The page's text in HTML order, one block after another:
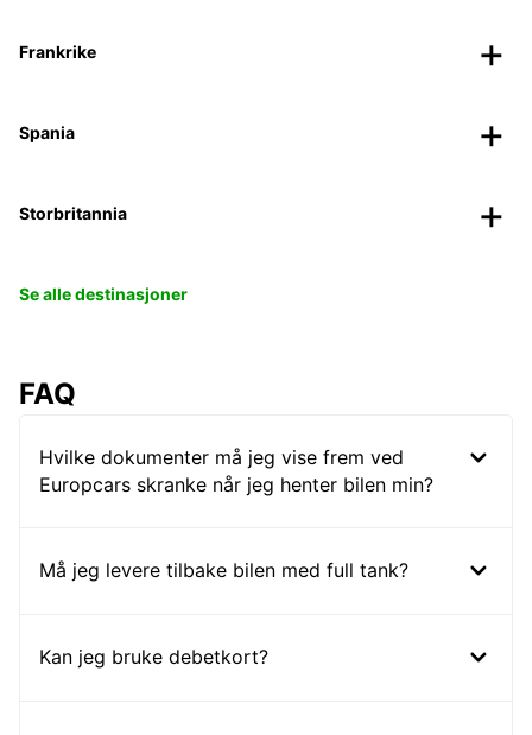
Frankrike
Spania
Storbritannia
Se alle destinasjoner
FAQ
Hvilke dokumenter må jeg vise frem ved
Europcars skranke når jeg henter bilen min?
Må jeg levere tilbake bilen med full tank?
Kan jeg bruke debetkort?